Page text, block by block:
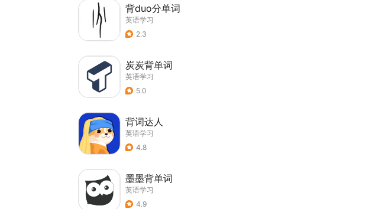
背duo分单词
英语学习
2.3
炭炭背单词
英语学习
5.0
背词达人
英语学习
4.8
墨墨背单词
英语学习
4.9